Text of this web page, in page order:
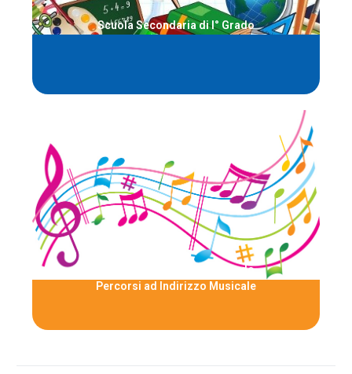
Scuola Secondaria di I° Grado
istruzione iniziato con la scuola primaria. È una
tappa obbligatoria e si svolge sia nelle scuole
Scuola Secondaria di I° Grado
Percorsi ad Indirizzo Musicale
percorsi a indirizzo musicale, che aggiungono
alle discipline tradizionali lo studio di uno
strumento musicale e della pratica musicale.